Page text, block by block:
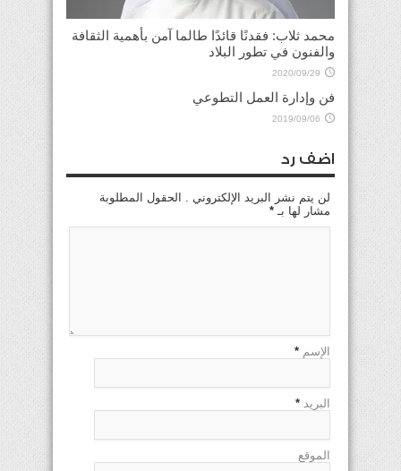
محمد ثلاب: فقدنًا قائدًا طالما آمن بأهمية الثقافة
والفنون في تطور البلاد
2020/09/29
فن وإدارة العمل التطوعي
2019/09/06
اضف رد
لن يتم نشر البريد الإلكتروني . الحقول المطلوبة
مشار لها بـ *
الإسم *
البريد *
الموقع